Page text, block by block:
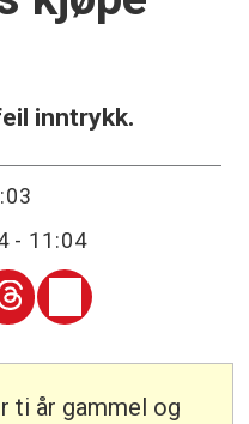
inntrykk.
- 11:04
ti år gammel og